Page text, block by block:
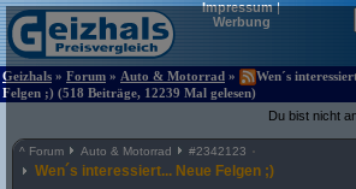
Impressum|
Werbung
Geizhals » Forum » Auto & Motorrad »
Wen´s
Felgen ;) (518 Beiträge, 12239 Mal gelesen)
Du bist nicht
^ Forum Auto & Motorrad #2342123
Wen´s interessiert... Neue Felgen ;)